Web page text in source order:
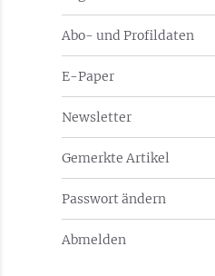
Abo- und Profildaten
E-Paper
Newsletter
Gemerkte Artikel
Passwort ändern
Abmelden